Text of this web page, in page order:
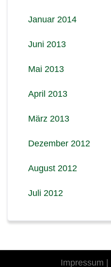
Januar 2014
Juni 2013
Mai 2013
April 2013
März 2013
Dezember 2012
August 2012
Juli 2012
Impressum